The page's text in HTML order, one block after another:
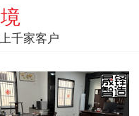
千家客户